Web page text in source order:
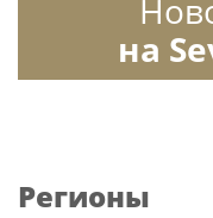
на
Регионы